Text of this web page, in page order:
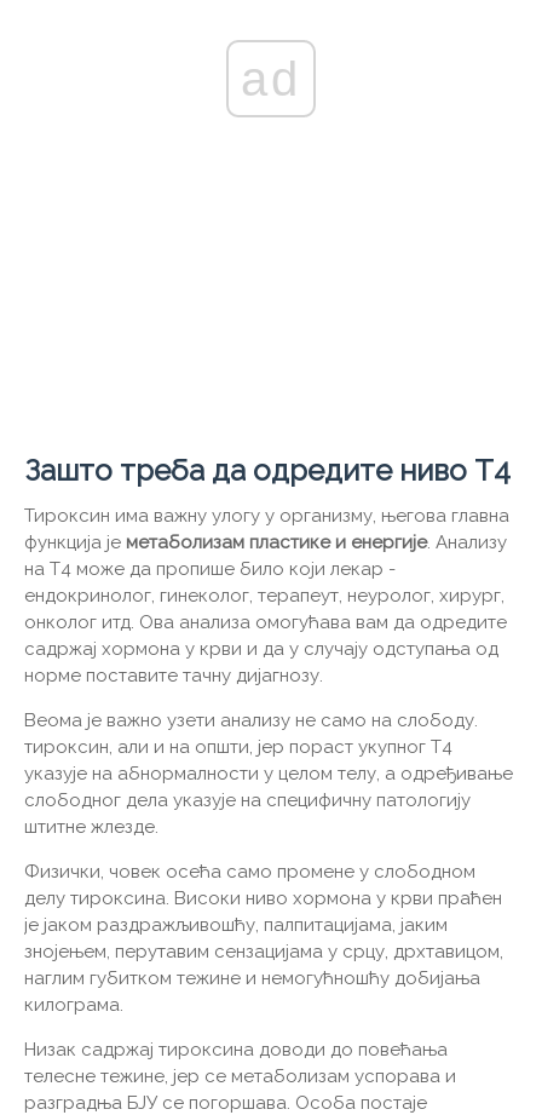
ad
Зашто треба да одредите ниво Т4
Тироксин има важну улогу у организму, његова главна
функција је метаболизам пластике и енергије. Анализу
на Т4 може да пропише било који лекар -
ендокринолог, гинеколог, терапеут, неуролог, хирург,
онколог итд. Ова анализа омогућава вам да одредите
садржај хормона у крви и да у случају одступања од
норме поставите тачну дијагнозу.
Веома је важно узети анализу не само на слободу.
тироксин, али и на општи, јер пораст укупног Т4
указује на абнормалности у целом телу, а одређивање
слободног дела указује на специфичну патологију
штитне жлезде.
Физички, човек осећа само промене у слободном
делу тироксина. Високи ниво хормона у крви праћен
је јаком раздражљивошћу, палпитацијама, јаким
знојењем, перутавим сензацијама у срцу, дрхтавицом,
наглим губитком тежине и немогућношћу добијања
килограма.
Низак садржај тироксина доводи до повећања
телесне тежине, јер се метаболизам успорава и
разградња БЈУ се погоршава. Особа постаје